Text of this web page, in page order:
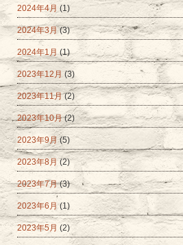
2024年4月 (1)
2024年3月 (3)
2024年1月(1)
2023年12月 (3)
2023年11月(2)
2023年10月(2)
2023年9月(5)
2023年8月 (2)
2023年7月(3)
2023年6月(1)
2023年5月 (2)